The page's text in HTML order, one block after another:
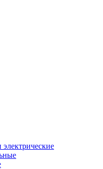
электрические